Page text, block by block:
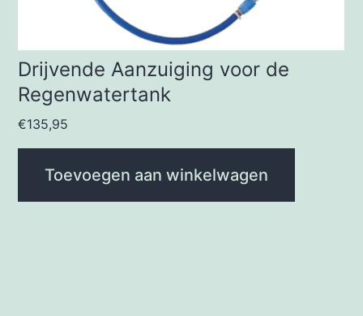
Drijvende Aanzuiging voor de
Regenwatertank
€135,95
Toevoegen aan winkelwagen